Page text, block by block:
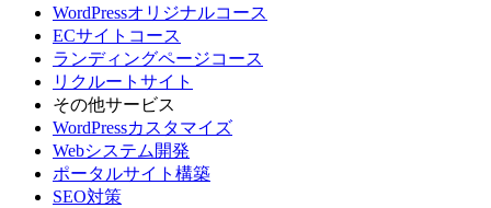
WordPressオリジナルコース
ECサイトコース
ランディングページコース
リクルートサイト
その他サービス
WordPressカスタマイズ
Webシステム開発
ポータルサイト構築
SEO対策